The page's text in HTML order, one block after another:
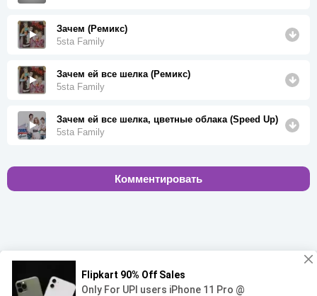
Зачем (Ремикс)
5sta Family
Зачем ей все шелка (Ремикс)
5sta Family
Зачем ей все шелка, цветные облака (Speed Up)
5sta Family
Комментировать